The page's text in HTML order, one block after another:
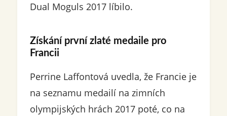
Dual Moguls 2017 líbilo.
Získání první zlaté medaile pro
Francii
Perrine Laffontová uvedla, že Francie je
na seznamu medailí na zimních
olympijských hrách 2017 poté, co na